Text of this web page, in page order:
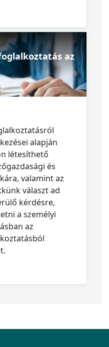
az
alapján
létesíthető
és
valamint az
választ ad
kérdésre,
a személyi
az